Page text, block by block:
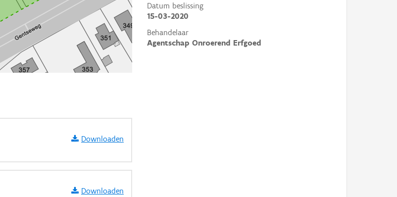
Datum beslissing
15-03-2020
Behandelaar
Agentschap Onroerend Erfgoed
Downloaden
Downloaden